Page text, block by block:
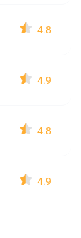
4.8
4.9
4.8
4.9